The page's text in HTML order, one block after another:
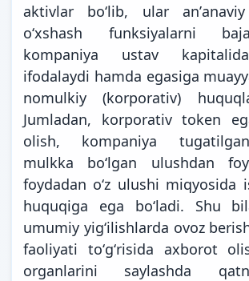
aktivlar boʻlib, ular
oʻxshash funksiyalarni
kompaniya ustav
ifodalaydi hamda egasiga
nomulkiy (korporativ)
Jumladan, korporativ token
olish, kompaniya
mulkka boʻlgan ulushdan
foydadan oʻz ulushi miqyosida
huquqiga ega boʻladi. Shu
umumiy yigʻilishlarda ovoz
faoliyati toʻgʻrisida axborot
organlarini saylashda